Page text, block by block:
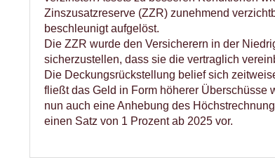
Zinszusatzreserve (ZZR) zunehmend
beschleunigt aufgelöst.
Die ZZR wurde den Versicherern in der
sicherzustellen, dass sie die vertraglich
Die Deckungsrückstellung belief sich
fließt das Geld in Form höherer Überschüsse
nun auch eine Anhebung des
einen Satz von 1 Prozent ab 2025 vor.